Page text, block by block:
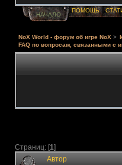
НАЧАЛО
ПОМОЩЬ
NoX World - форум об игре NoX >
FAQ по вопросам, связанными с
Страниц: [1]
Автор